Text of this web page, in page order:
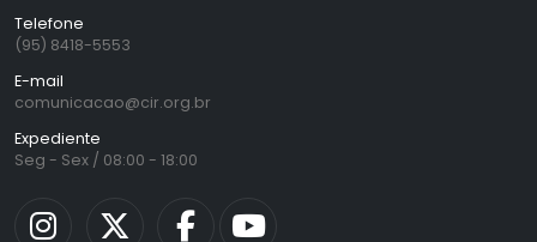
Telefone
(95) 8418-5553
E-mail
comunicacao@cir.org.br
Expediente
Seg - Sex / 08:00 - 18:00